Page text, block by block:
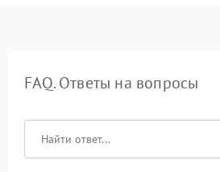
FAQ. Ответы на вопросы